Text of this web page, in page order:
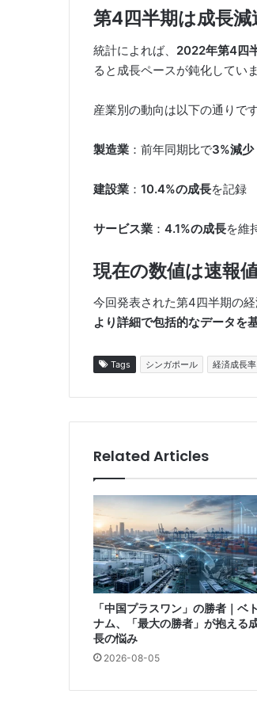
第4四半期は成長
統計によれば、 2022年第4四
ると成長ペースが鈍化していま
産業別の動向は以下の通りで
製造業 ：前年同期比で3%減少
建設業 ： 10.4%の成長を記録
サービス業 ： 4.1%の成長を維
現在の数値は速報
今回発表された第4四半期の
より詳細で包括的なデータを
Tags シンガポール 経済成長率
Related Articles
「中国プラスワン」の勝者｜ベト
ナム、「最大の勝者」が抱える
長の悩み
2026-08-05